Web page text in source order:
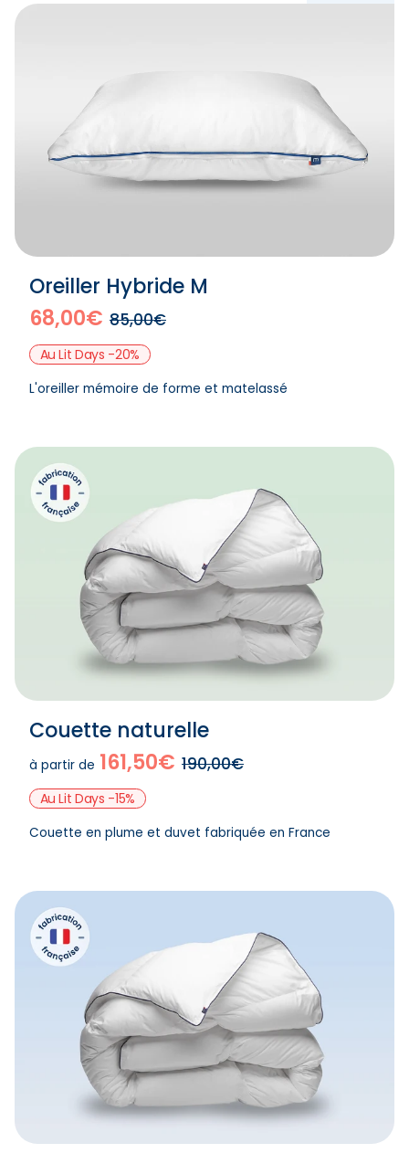
68,00€ 85,00€
Oreiller Hybride M
Au Lit Days -20%
L'oreiller mémoire de forme et matelassé
à partir de 161,50€ 190,00€
Couette naturelle
Au Lit Days -15%
Couette en plume et duvet fabriquée en France